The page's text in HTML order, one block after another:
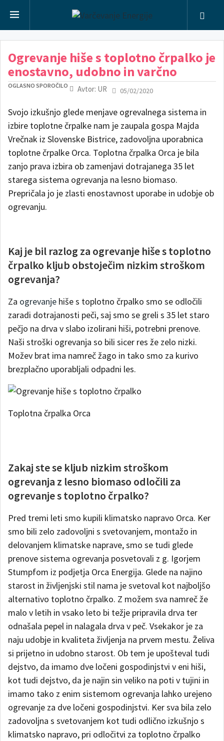
Ogrevanje hiše s toplotno črpalko je
enostavno, udobno in varčno
OGLASNO SPOROČILO Avtor: UR 05/02/2020
Svojo izkušnjo glede menjave ogrevalnega sistema in
izbire toplotne črpalke nam je zaupala gospa Majda
Vrečnak iz Slovenske Bistrice, zadovoljna uporabnica
toplotne črpalke Orca. Toplotna črpalka Orca je bila
zanjo prava izbira ob zamenjavi dotrajanega 35 let
starega sistema ogrevanja na lesno biomaso.
Prepričala jo je zlasti enostavnost uporabe in udobje ob
ogrevanju.
Kaj je bil razlog za ogrevanje hiše s toplotno
črpalko kljub obstoječim nizkim stroškom
ogrevanja?
Za ogrevanje hiše s toplotno črpalko smo se odločili
zaradi dotrajanosti peči, saj smo se greli s 35 let staro
pečjo na drva v slabo izolirani hiši, potrebni prenove.
Naši stroški ogrevanja so bili sicer res že zelo nizki.
Možev brat ima namreč žago in tako smo za kurivo
brezplačno uporabljali odpadni les.
Toplotna črpalka Orca
Zakaj ste se kljub nizkim stroškom
ogrevanja z lesno biomaso odločili za
ogrevanje s toplotno črpalko?
Pred tremi leti smo kupili klimatsko napravo Orca. Ker
smo bili zelo zadovoljni s svetovanjem, montažo in
delovanjem klimatske naprave, smo se tudi glede
prenove sistema ogrevanja posvetovali z g. Igorjem
Stumpfom iz podjetja Orca Energija. Glede na najino
starost in življenjski stil nama je svetoval kot najboljšo
alternativo toplotno črpalko. Z možem sva namreč že
malo v letih in vsako leto bi težje pripravila drva ter
odnašala pepel in nalagala drva v peč. Vsekakor je za
naju udobje in kvaliteta življenja na prvem mestu. Želiva
si prijetno in udobno starost. Ob tem je upošteval tudi
dejstvo, da imamo dve ločeni gospodinjstvi v eni hiši,
kot tudi dejstvo, da je najin sin veliko na poti v tujini in
imamo tako z enim sistemom ogrevanja lahko urejeno
ogrevanje za dve ločeni gospodinjstvi. Ker sva bila zelo
zadovoljna s svetovanjem kot tudi odlično izkušnjo s
klimatsko napravo, pri odločitvi za toplotno črpalko